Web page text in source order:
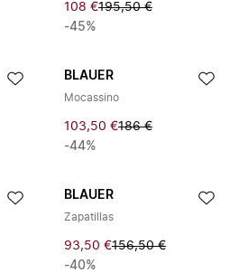
108 €195,50 €
-45%
BLAUER
Mocassino
103,50 €186 €
-44%
BLAUER
Zapatillas
93,50 €156,50 €
-40%